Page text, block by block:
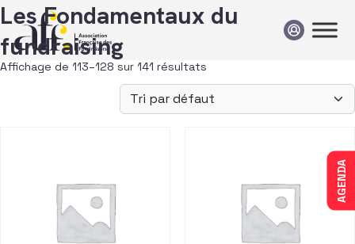
Passer au contenu
AGENDA
Les Fondamentaux du
fundraising
Affichage de 113–128 sur 141 résultats